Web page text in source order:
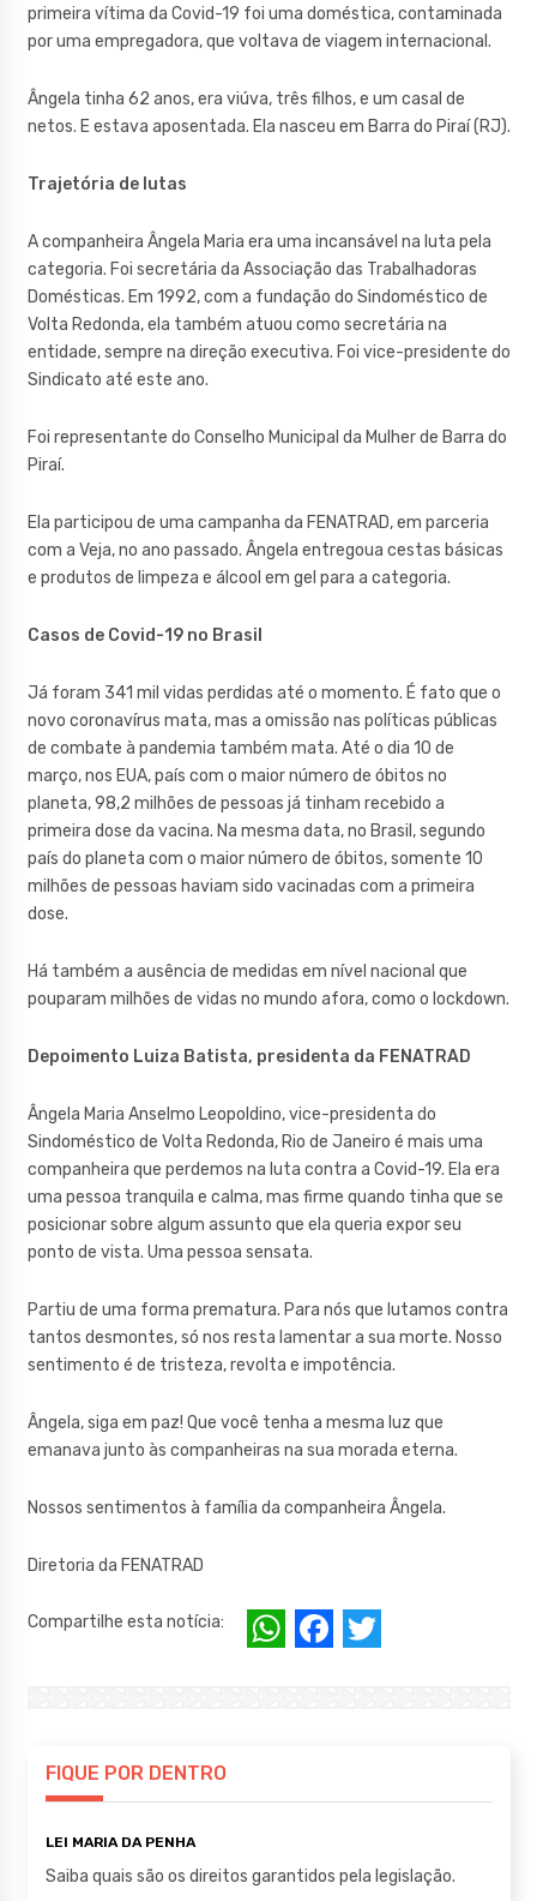
primeira vítima da Covid-19 foi uma doméstica, contaminada
por uma empregadora, que voltava de viagem internacional.
Ângela tinha 62 anos, era viúva, três filhos, e um casal de
netos. E estava aposentada. Ela nasceu em Barra do Piraí (RJ).
Trajetória de lutas
A companheira Ângela Maria era uma incansável na luta pela
categoria. Foi secretária da Associação das Trabalhadoras
Domésticas. Em 1992, com a fundação do Sindoméstico de
Volta Redonda, ela também atuou como secretária na
entidade, sempre na direção executiva. Foi vice-presidente do
Sindicato até este ano.
Foi representante do Conselho Municipal da Mulher de Barra do
Piraí.
Ela participou de uma campanha da FENATRAD, em parceria
com a Veja, no ano passado. Ângela entregoua cestas básicas
e produtos de limpeza e álcool em gel para a categoria.
Casos de Covid-19 no Brasil
Já foram 341 mil vidas perdidas até o momento. É fato que o
novo coronavírus mata, mas a omissão nas políticas públicas
de combate à pandemia também mata. Até o dia 10 de
março, nos EUA, país com o maior número de óbitos no
planeta, 98,2 milhões de pessoas já tinham recebido a
primeira dose da vacina. Na mesma data, no Brasil, segundo
país do planeta com o maior número de óbitos, somente 10
milhões de pessoas haviam sido vacinadas com a primeira
dose.
Há também a ausência de medidas em nível nacional que
pouparam milhões de vidas no mundo afora, como o lockdown.
Depoimento Luiza Batista, presidenta da FENATRAD
Ângela Maria Anselmo Leopoldino, vice-presidenta do
Sindoméstico de Volta Redonda, Rio de Janeiro é mais uma
companheira que perdemos na luta contra a Covid-19. Ela era
uma pessoa tranquila e calma, mas firme quando tinha que se
posicionar sobre algum assunto que ela queria expor seu
ponto de vista. Uma pessoa sensata.
Partiu de uma forma prematura. Para nós que lutamos contra
tantos desmontes, só nos resta lamentar a sua morte. Nosso
sentimento é de tristeza, revolta e impotência.
Ângela, siga em paz! Que você tenha a mesma luz que
emanava junto às companheiras na sua morada eterna.
Nossos sentimentos à família da companheira Ângela.
Diretoria da FENATRAD
Compartilhe esta notícia:
W
p
F
FIQUE POR DENTRO
LEI MARIA DA PENHA
Saiba quais são os direitos garantidos pela legislação.